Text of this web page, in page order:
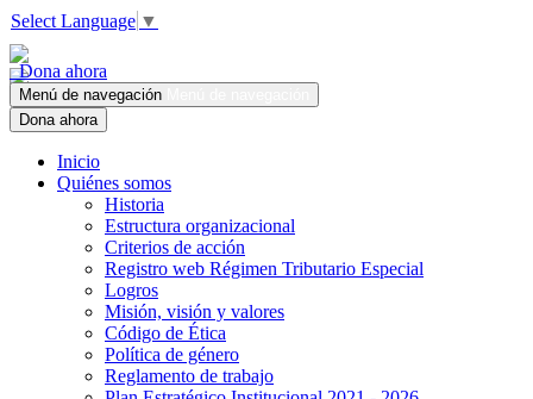
Select Language ▼
Dona ahora
Menú de navegación
Dona ahora
Inicio
Quiénes somos
Historia
Estructura organizacional
Criterios de acción
Registro web Régimen Tributario Especial
Logros
Misión, visión y valores
Código de Ética
Política de género
Reglamento de trabajo